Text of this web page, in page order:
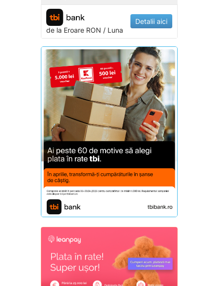
de la EroareRON / Luna
Detalii aici